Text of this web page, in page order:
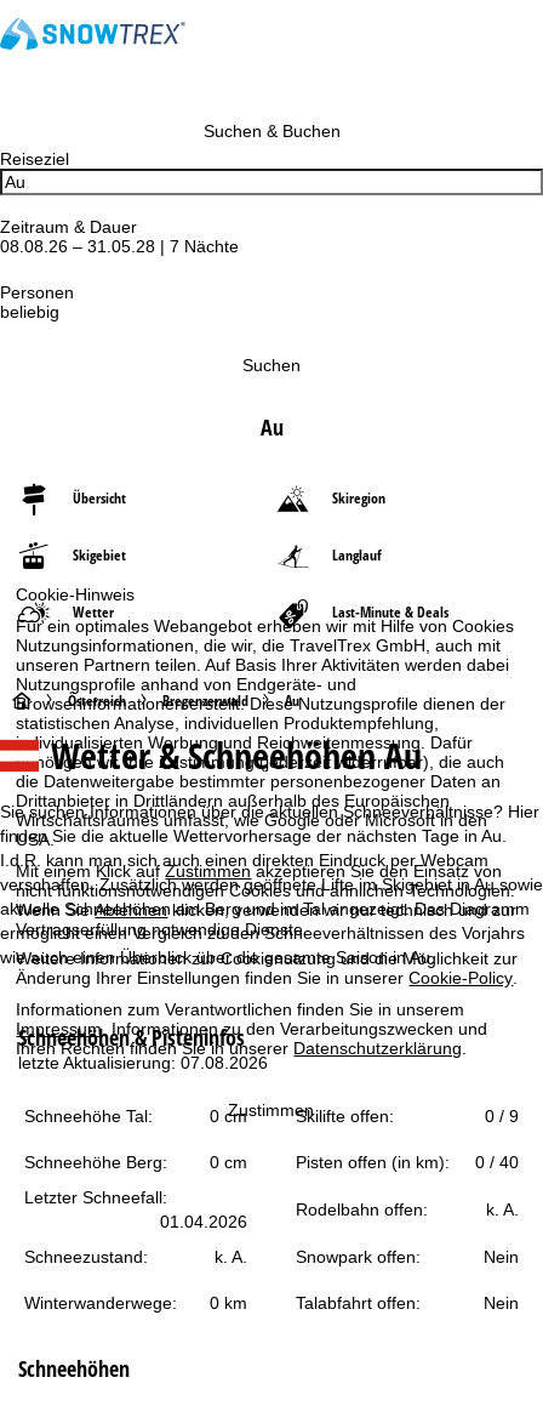
Cookie-Hinweis
Für ein optimales Webangebot erheben wir mit Hilfe von Cookies
Nutzungsinformationen, die wir, die TravelTrex GmbH, auch mit
unseren Partnern teilen. Auf Basis Ihrer Aktivitäten werden dabei
Nutzungsprofile anhand von Endgeräte- und
Browserinformationen erstellt. Diese Nutzungsprofile dienen der
statistischen Analyse, individuellen Produktempfehlung,
individualisierten Werbung und Reichweitenmessung. Dafür
benötigen wir Ihre Zustimmung (jederzeit widerrufbar), die auch
die Datenweitergabe bestimmter personenbezogener Daten an
Drittanbieter in Drittländern außerhalb des Europäischen
Wirtschaftsraumes umfasst, wie Google oder Microsoft in den
USA.
Mit einem Klick aufZustimmenakzeptieren Sie den Einsatz von
nicht funktionsnotwendigen Cookies und ähnlichen Technologien.
Wenn SieAblehnenklicken, verwenden wir nur technisch und zur
Vertragserfüllung notwendige Dienste.
Weitere Informationen zur Cookienutzung und die Möglichkeit zur
Änderung Ihrer Einstellungen finden Sie in unsererCookie-Policy
Informationen zum Verantwortlichen finden Sie in unserem
Impressum. Informationen zu den Verarbeitungszwecken und
Ihren Rechten finden Sie in unserer Datenschutzerklärung
Zustimmen
Suchen & Buchen
Reiseziel
Zeitraum & Dauer
08.08.26 – 31.05.28 | 7 Nächte
Personen
beliebig
Suchen
Au
Übersicht Skiregion
Skigebiet Langlauf
Wetter Last-Minute & Deals
S
t
a
r
t
s
i
Österreich Bregenzerwald Au
Wetter & Schneehöhen Au
Sie suchen Informationen über die aktuellen Schneeverhältnisse? Hier
finden Sie die aktuelle Wettervorhersage der nächsten Tage in Au.
I.d.R. kann man sich auch einen direkten Eindruck per Webcam
verschaffen. Zusätzlich werden geöffnete Lifte im Skigebiet in Au sowie
aktuelle Schneehöhen am Berg und im Tal angezeigt. Das Diagramm
ermöglicht einen Vergleich zu den Schneeverhältnissen des Vorjahrs
wie auch einen Überblick über die gesamte Saison in Au.
Schneehöhen & Pisteninfos
letzte Aktualisierung: 07.08.2026
Schneehöhe Tal: 0 cm Skilifte offen: 0 / 9
Schneehöhe Berg: 0 cm Pisten offen (in km):
0 / 40
Letzter Schneefall:
01.04.2026
Rodelbahn offen: k. A.
Schneezustand: k. A. Snowpark offen: Nein
Winterwanderwege: 0 km Talabfahrt offen: Nein
Schneehöhen